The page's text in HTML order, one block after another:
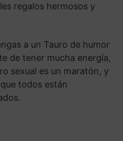
regalos hermosos y
a un Tauro de humor
de tener mucha energía,
sexual es un maratón, y
todos están